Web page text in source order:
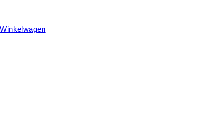
Winkelwagen